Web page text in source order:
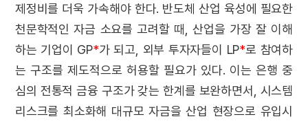
제정비를 더욱 가속해야 한다. 반도체 산업 육성에 필요한
천문학적인 자금 소요를 고려할 때, 산업을 가장 잘 이해
하는 기업이 GP*가 되고, 외부 투자자들이 LP*로 참여하
는 구조를 제도적으로 허용할 필요가 있다. 이는 은행 중
심의 전통적 금융 구조가 갖는 한계를 보완하면서, 시스템
리스크를 최소화해 대규모 자금을 산업 현장으로 유입시